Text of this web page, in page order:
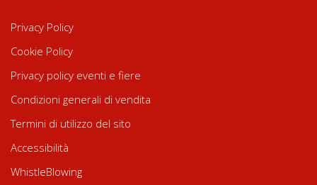
Privacy Policy
Cookie Policy
Privacy policy eventi e fiere
Condizioni generali di vendita
Termini di utilizzo del sito
Accessibilità
WhistleBlowing